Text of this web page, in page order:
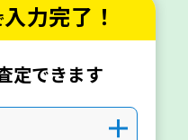
入力完了！
定できます
＋